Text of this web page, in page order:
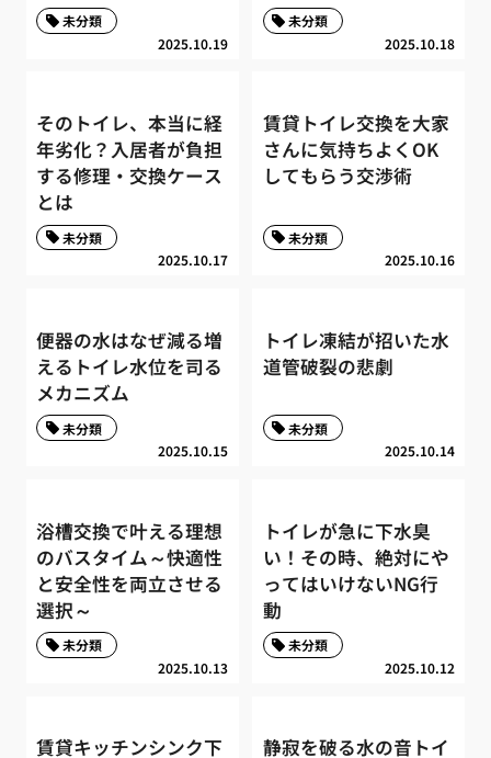
2025.10.19
未分類
2025.10.18
未分類
そのトイレ、本当に経
年劣化？入居者が負担
する修理・交換ケース
とは
2025.10.17
未分類
賃貸トイレ交換を大家
さんに気持ちよくOK
してもらう交渉術
2025.10.16
未分類
便器の水はなぜ減る増
えるトイレ水位を司る
メカニズム
2025.10.15
未分類
トイレ凍結が招いた水
道管破裂の悲劇
2025.10.14
未分類
浴槽交換で叶える理想
のバスタイム～快適性
と安全性を両立させる
選択～
2025.10.13
未分類
トイレが急に下水臭
い！その時、絶対にや
ってはいけないNG行
動
2025.10.12
未分類
賃貸キッチンシンク下
静寂を破る水の音トイ